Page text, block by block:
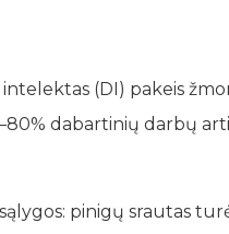
(DI) pakeis
dabartinių darbų
pinigų srautas